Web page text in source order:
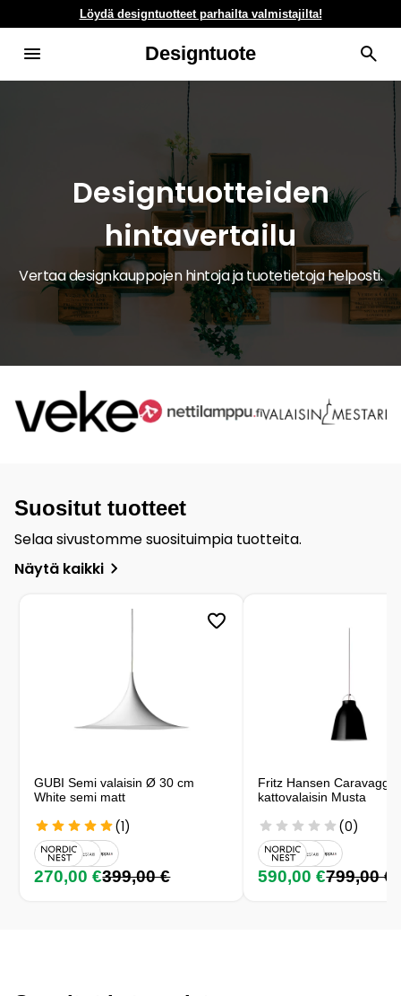
Löydä designtuotteet parhailta valmistajilta!
Designtuote
Designtuotteiden
hintavertailu
Vertaa designkauppojen hintoja ja tuotetietoja helposti.
Suositut tuotteet
Selaa sivustomme suosituimpia tuotteita.
Näytä kaikki
GUBI Semi valaisin Ø 30 cm
White semi matt
(1)
270,00 €399,00 €
Fritz Hansen
kattovalaisin Musta
(0)
590,00 €799,00 €